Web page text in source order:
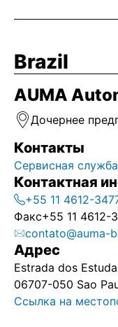
Brazil
AUMA
Дочернее
Контакты
Сервисная служба
Контактная
+55 11 4612-
Факс+55 11 4612-
contato@auma-
Адрес
Estrada dos
06707-050 Sao
Ссылка на